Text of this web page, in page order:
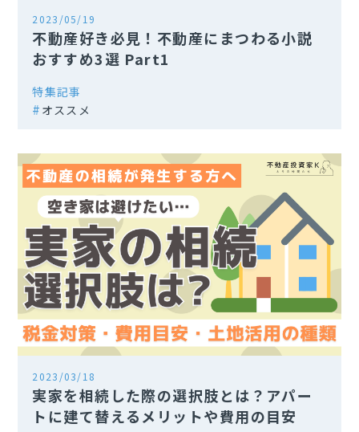
2023/05/19
不動産好き必見！不動産にまつわる小説
おすすめ3選 Part1
特集記事
オススメ
2023/03/18
実家を相続した際の選択肢とは？アパー
トに建て替えるメリットや費用の目安